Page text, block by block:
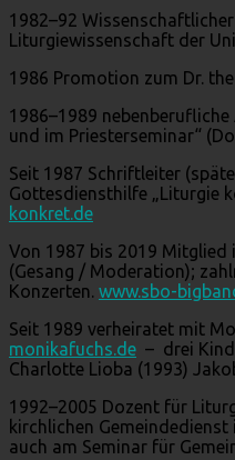
1982–92
Liturgiewissenschaft der
1986 Promotion zum Dr.
1986–1989
und im Priesterseminar“
Seit 1987 Schriftleiter
Gottesdiensthilfe „Liturgie
konkret.de
Von 1987 bis 2019 Mitglied
(Gesang / Moderation);
Konzerten. www.sbo-
Seit 1989 verheiratet mit
monikafuchs.de – drei
Charlotte Lioba (1993)
1992–2005 Dozent für
kirchlichen
auch am Seminar für